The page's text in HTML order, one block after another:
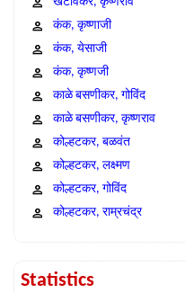
कंक, कृष्णाजी
कंक, येसाजी
कंक, कृष्णजी
काळे बसणीकर, गोविंद
काळे बसणीकर, कृष्णराव
कोल्हटकर, बळवंत
कोल्हटकर, लक्ष्मण
कोल्हटकर, गोविंद
कोल्हटकर, राम्रचंद्र
Statistics